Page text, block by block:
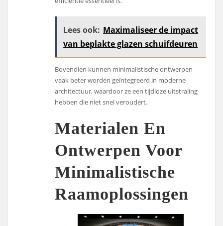
Lees ook: Maximaliseer de impact
van beplakte glazen schuifdeuren
Bovendien kunnen minimalistische ontwerpen
vaak beter worden geïntegreerd in moderne
architectuur, waardoor ze een tijdloze uitstraling
hebben die niet snel veroudert.
Materialen En
Ontwerpen Voor
Minimalistische
Raamoplossingen